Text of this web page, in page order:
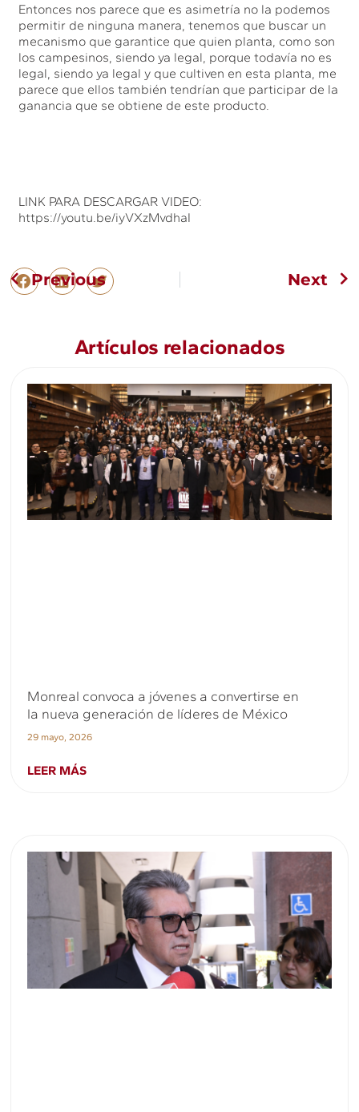
Entonces nos parece que es asimetría no la podemos
permitir de ninguna manera, tenemos que buscar un
mecanismo que garantice que quien planta, como son
los campesinos, siendo ya legal, porque todavía no es
legal, siendo ya legal y que cultiven en esta planta, me
parece que ellos también tendrían que participar de la
ganancia que se obtiene de este producto.
LINK PARA DESCARGAR VIDEO:
https://youtu.be/iyVXzMvdhaI
Previous Next
Artículos relacionados
Monreal convoca a jóvenes a convertirse en
la nueva generación de líderes de México
29 mayo, 2026
LEER MÁS